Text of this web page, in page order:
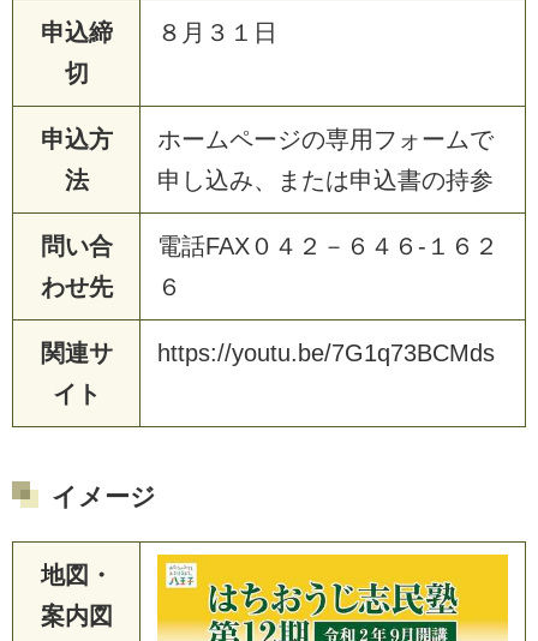
申込締
切
８ 月 ３ １ 日
申込方
法
ホームページの専用 フ ォームで
申 し込み、 ま たは申込書の持参
問い合
わせ先
電話FAX０ ４ ２ － ６ ４ ６ - １ ６ ２
６
関連サ
イト
https://youtu. be/7G1q73BCMds
イメージ
地図・
案内図